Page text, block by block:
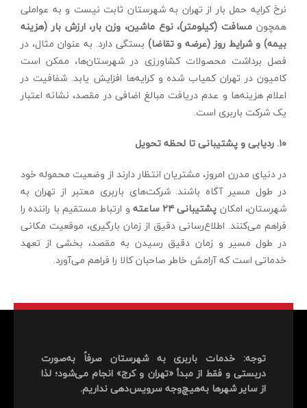
نرخ کرایه حمل بار از تهران به شهرستان ثابت نیست و به عواملی
همچون مسافت (کیلومتر)، نوع ماشین، وزن بار، ارزش بار (هزینه
بیمه) و شرایط روز (عرضه و تقاضا) بستگی دارد. به عنوان مثال، در
فصل برداشت محصولات کشاورزی در شهرستان‌ها، ممکن است
کامیون در تهران کمیاب شده و کرایه‌ها افزایش یابد. شفافیت در
اعلام هزینه‌ها و عدم دریافت مبالغ اضافی در مقصد، نشانه اعتبار
یک شرکت باربری است.
۱۰. ردیابی و پشتیبانی تا لحظه تحویل
در دنیای مدرن امروز، مشتریان انتظار دارند از وضعیت محموله خود
در طول مسیر آگاه باشند. شرکت‌های باربری معتبر از تهران به
شهرستان، امکان پشتیبانی ۲۴ ساعته
و ارتباط مستقیم با راننده را
فراهم می‌کنند. اطلاع‌رسانی دقیق از زمان بارگیری، موقعیت مکانی
در طول مسیر و زمان دقیق رسیدن به مقصد، بخشی از تعهد
خدماتی است که آرامش خاطر صاحبان کالا را فراهم می‌آورد.
توجه: خدمات باربری به شهرستان صرفاً به‌صورت
دربستی و فقط از مبدأ «تهران و کرج» انجام می‌شود؛ لذا
از سایر شهرها به‌هیچ‌وجه سرویس‌دهی نداریم.